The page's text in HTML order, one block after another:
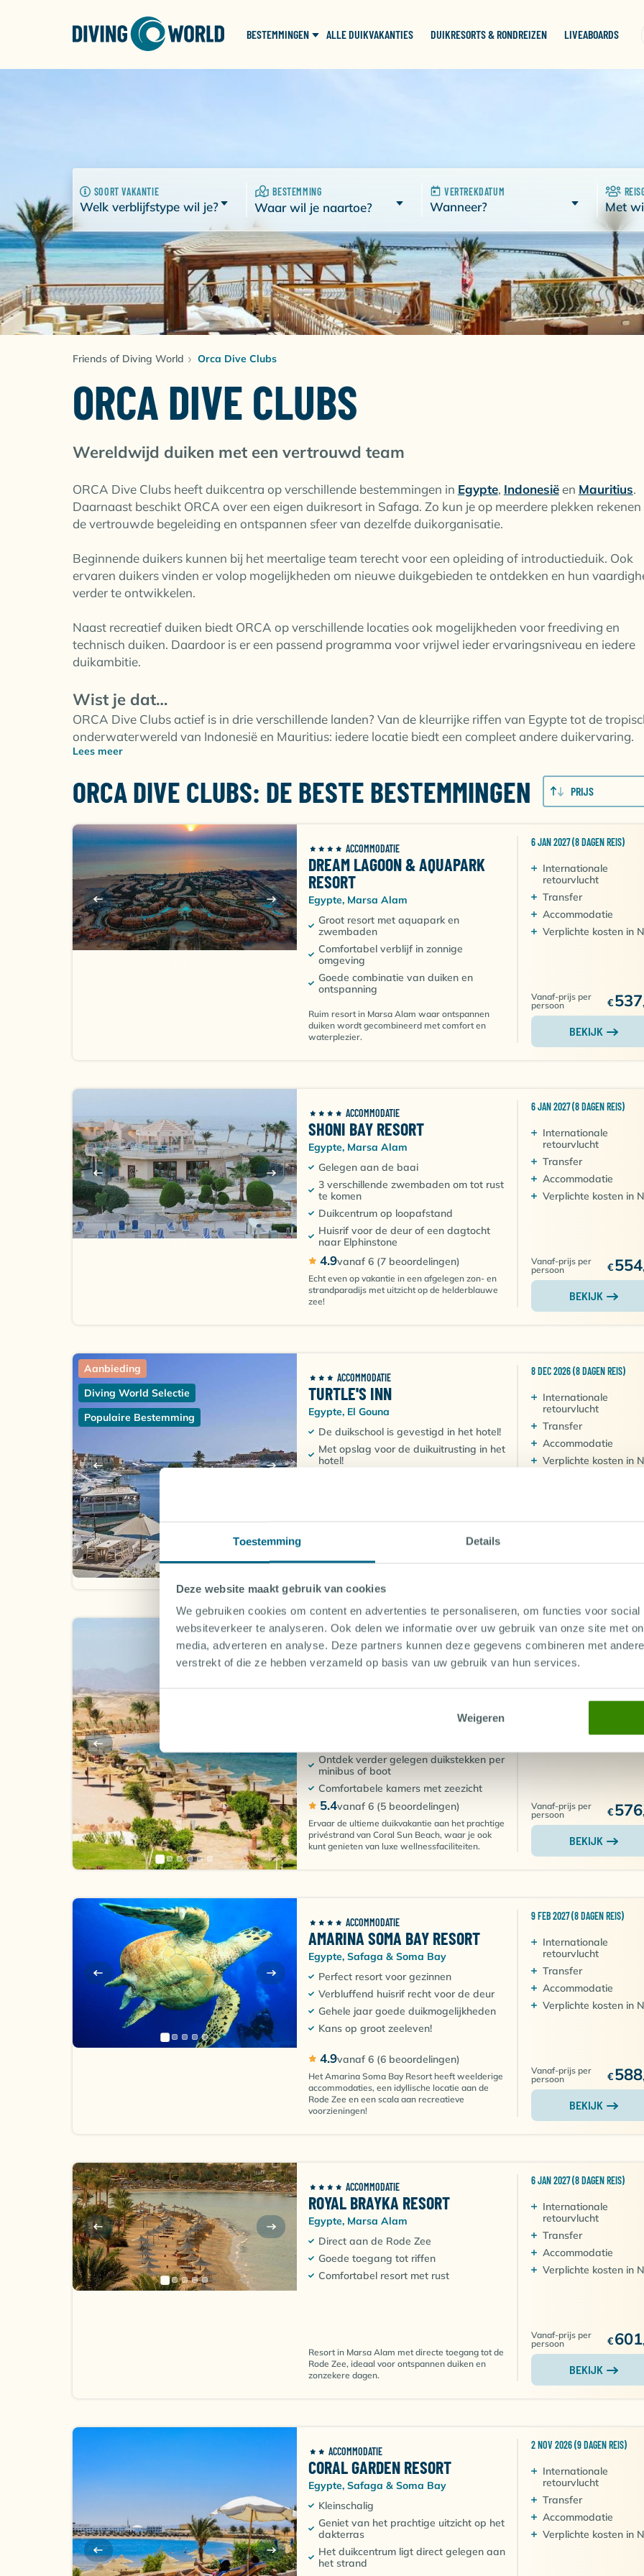
Toestemming Details
Deze website maakt gebruik van cookies
We gebruiken cookies om content en advertenties te personaliseren, om functies voor social
websiteverkeer te analyseren. Ook delen we informatie over uw gebruik van onze site met
media, adverteren en analyse. Deze partners kunnen deze gegevens combineren met
verstrekt of die ze hebben verzameld op basis van uw gebruik van hun services.
Weigeren
BESTEMMINGEN ALLE DUIKVAKANTIES DUIKRESORTS & RONDREIZEN LIVEABOARDS
SOORT VAKANTIE
Welk verblijfstype wil je?
BESTEMMING
Waar wil je naartoe?
VERTREKDATUM
Wanneer? Met
Friends of Diving World Orca Dive Clubs
ORCA DIVE CLUBS
Wereldwijd duiken met een vertrouwd team
ORCA Dive Clubs heeft duikcentra op verschillende bestemmingen in Egypte, Indonesiëen Mauritius.
Daarnaast beschikt ORCA over een eigen duikresort in Safaga. Zo kun je op meerdere plekken rekenen
de vertrouwde begeleiding en ontspannen sfeer van dezelfde duikorganisatie.
Beginnende duikers kunnen bij het meertalige team terecht voor een opleiding of introductieduik. Ook
ervaren duikers vinden er volop mogelijkheden om nieuwe duikgebieden te ontdekken en hun
verder te ontwikkelen.
Naast recreatief duiken biedt ORCA op verschillende locaties ook mogelijkheden voor freediving en
technisch duiken. Daardoor is er een passend programma voor vrijwel ieder ervaringsniveau en iedere
duikambitie.
Wist je dat…
ORCA Dive Clubs actief is in drie verschillende landen? Van de kleurrijke riffen van Egypte tot de
onderwaterwereld van Indonesië en Mauritius: iedere locatie biedt een compleet andere duikervaring.
Lees meer
ORCA DIVE CLUBS: DE BESTE BESTEMMINGEN PRIJS
ACCOMMODATIE
DREAM LAGOON & AQUAPARK
RESORT
Egypte, Marsa Alam
Groot resort met aquapark en
zwembaden
Comfortabel verblijf in zonnige
omgeving
Goede combinatie van duiken en
ontspanning
Ruim resort in Marsa Alam waar ontspannen
duiken wordt gecombineerd met comfort en
waterplezier.
6 JAN 2027 (8 DAGEN REIS)
Internationale
retourvlucht
Transfer
Accommodatie
Verplichte kosten in
Vanaf-prijs per
persoon
€537
BEKIJK
ACCOMMODATIE
SHONI BAY RESORT
Egypte, Marsa Alam
Gelegen aan de baai
3 verschillende zwembaden om tot rust
te komen
Duikcentrum op loopafstand
Huisrif voor de deur of een dagtocht
naar Elphinstone
4.9vanaf 6 (7 beoordelingen)
Echt even op vakantie in een afgelegen zon- en
strandparadijs met uitzicht op de helderblauwe
zee!
6 JAN 2027 (8 DAGEN REIS)
Internationale
retourvlucht
Transfer
Accommodatie
Verplichte kosten in
Vanaf-prijs per
persoon
€554
BEKIJK
Aanbieding
Diving World Selectie
Populaire Bestemming
ACCOMMODATIE
TURTLE'S INN
Egypte, El Gouna
De duikschool is gevestigd in het hotel!
Met opslag voor de duikuitrusting in het
hotel!
Turtle's Inn is een gezellig en kleinschalig hotel in
Orca Divers vertrekken voor de deur.
8 DEC 2026 (8 DAGEN REIS)
Internationale
retourvlucht
Transfer
Accommodatie
Verplichte kosten in
ACCOMMODATIE
CORAL SUN BEACH
Privéstrand perfect voor een rustige
Ontdek verder gelegen duikstekken per
minibus of boot
Comfortabele kamers met zeezicht
5.4vanaf 6 (5 beoordelingen)
Ervaar de ultieme duikvakantie aan het prachtige
privéstrand van Coral Sun Beach, waar je ook
kunt genieten van luxe wellnessfaciliteiten.
8 DEC 2026 (8 DAGEN REIS)
Internationale
Vanaf-prijs per
persoon
€576
BEKIJK
ACCOMMODATIE
AMARINA SOMA BAY RESORT
Egypte, Safaga & Soma Bay
Perfect resort voor gezinnen
Verbluffend huisrif recht voor de deur
Gehele jaar goede duikmogelijkheden
Kans op groot zeeleven!
4.9vanaf 6 (6 beoordelingen)
Het Amarina Soma Bay Resort heeft weelderige
accommodaties, een idyllische locatie aan de
Rode Zee en een scala aan recreatieve
voorzieningen!
9 FEB 2027 (8 DAGEN REIS)
Internationale
retourvlucht
Transfer
Accommodatie
Verplichte kosten in
Vanaf-prijs per
persoon
€588
BEKIJK
ACCOMMODATIE
ROYAL BRAYKA RESORT
Egypte, Marsa Alam
Direct aan de Rode Zee
Goede toegang tot riffen
Comfortabel resort met rust
Resort in Marsa Alam met directe toegang tot de
Rode Zee, ideaal voor ontspannen duiken en
zonzekere dagen.
6 JAN 2027 (8 DAGEN REIS)
Internationale
retourvlucht
Transfer
Accommodatie
Verplichte kosten in
Vanaf-prijs per
persoon
€601
BEKIJK
ACCOMMODATIE
CORAL GARDEN RESORT
Egypte, Safaga & Soma Bay
Kleinschalig
Geniet van het prachtige uitzicht op het
dakterras
Het duikcentrum ligt direct gelegen aan
het strand
2 NOV 2026 (9 DAGEN REIS)
Internationale
retourvlucht
Transfer
Accommodatie
Verplichte kosten in